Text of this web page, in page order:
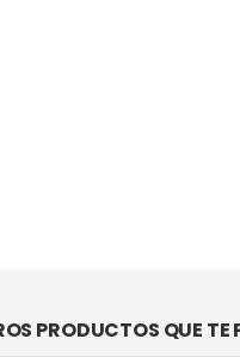
PRODUCTOS QUE TE